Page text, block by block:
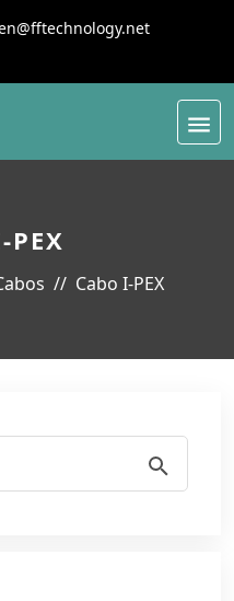
Cabo I-PEX